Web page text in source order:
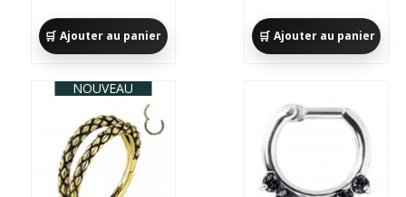
Ajouter au panier Ajouter au panier
NOUVEAU